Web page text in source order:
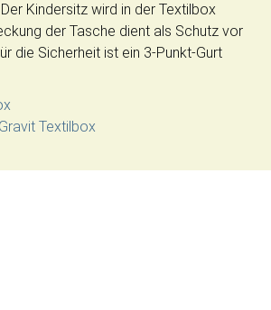
Kindersitz wird in der Textilbox
der Tasche dient als Schutz vor
die Sicherheit ist ein 3-Punkt-Gurt
Textilbox